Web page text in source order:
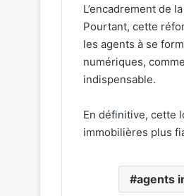
L’encadrement de
Pourtant, cette
les agents à se
numériques,
indispensable.
En définitive, cette
immobilières plus
agents